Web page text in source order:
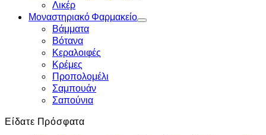
Λικέρ
Μοναστηριακό Φαρμακείο
Βάμματα
Βότανα
Κεραλοιφές
Κρέμες
Προπολομέλι
Σαμπουάν
Σαπούνια
Είδατε Πρόσφατα